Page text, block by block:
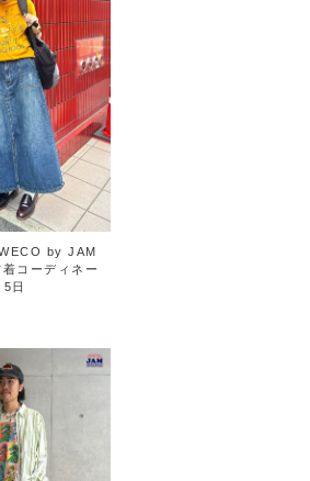
by JAM
コーディネー
日